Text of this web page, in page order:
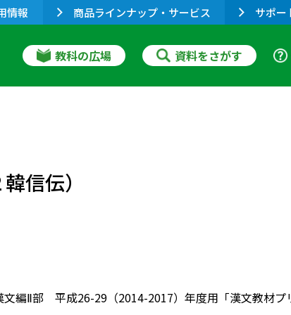
情報 商品ラインナップ・サービス サポー
教科の広場 資料をさがす
信伝）
文編Ⅱ部 平成26-29（2014-2017）年度用「漢文教材